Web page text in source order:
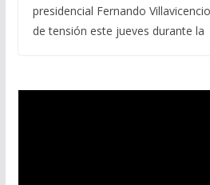
presidencial Fernando
de tensión este jueves durante la